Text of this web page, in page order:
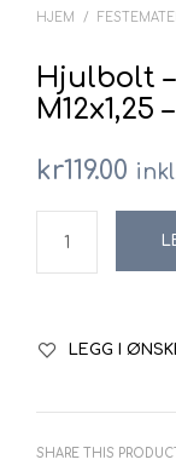
HJEM /
Hjulbolt –
M12x1,25
kr119.00
LEGG I
SHARE THIS PRODUCT